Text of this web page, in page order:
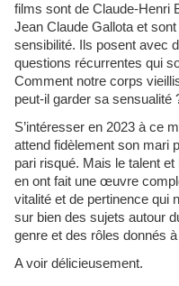
films sont de Claude-Henri
Jean Claude Gallota et
sensibilité. Ils posent avec
questions récurrentes qui
Comment notre corps
peut-il garder sa sensualité
S’intéresser en 2023 à ce
attend fidèlement son mari
pari risqué. Mais le talent et
en ont fait une œuvre
vitalité et de pertinence qui
sur bien des sujets autour
genre et des rôles donnés
A voir délicieusement.